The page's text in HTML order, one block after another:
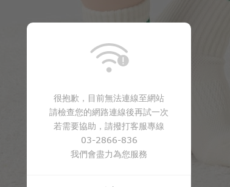
很抱歉，目前無法連線至網站
請檢查您的網路連線後再試一次
若需要協助，請撥打客服專線
03-2866-836
我們會盡力為您服務